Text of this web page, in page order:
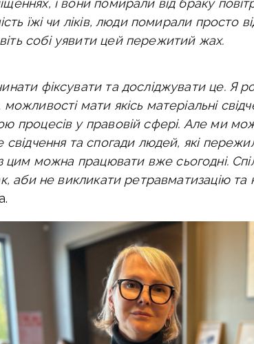
і вони помирали від браку
їжі чи ліків, люди помирали просто
собі уявити цей пережитий жах.
фіксувати та досліджувати це. Я
мати якісь матеріальні
процесів у правовій сфері. Але ми
свідчення та спогади людей, які
цим можна працювати вже сьогодні.
аби не викликати ретравматизацію та